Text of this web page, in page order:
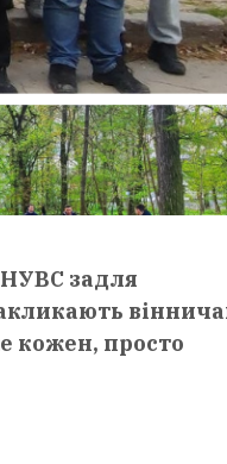
задля
кожен, просто